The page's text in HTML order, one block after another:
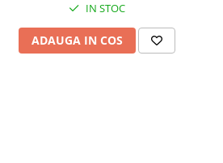
IN STOC
ADAUGA IN COS